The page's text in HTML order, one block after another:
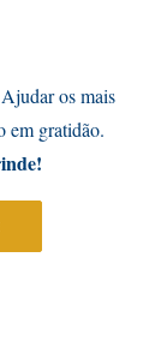
os mais
em gratidão.